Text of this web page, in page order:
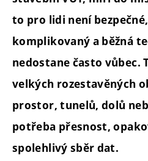
to pro lidi není
komplikovaný a běžná
nedostane často vůbec.
velkých rozestavěných
prostor, tunelů, dolů
potřeba přesnost,
spolehlivý sběr dat.